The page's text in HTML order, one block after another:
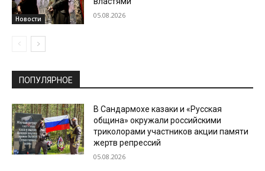
Новости 05.08.2026
ПОПУЛЯРНОЕ
В Сандармохе казаки и «Русская
община» окружали российскими
триколорами участников акции памяти
жертв репрессий
05.08.2026